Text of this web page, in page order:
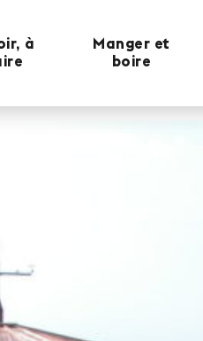
à
Manger et
boire